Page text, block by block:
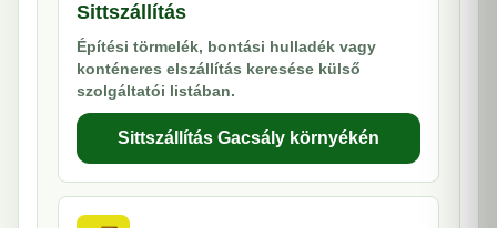
Sittszállítás
Építési törmelék, bontási hulladék vagy
konténeres elszállítás keresése külső
szolgáltatói listában.
Sittszállítás Gacsály környékén